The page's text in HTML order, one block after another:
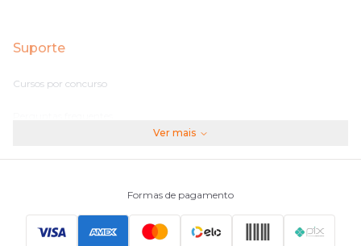
Suporte
Cursos por concurso
Principais Concursos
Ver mais
Formas de pagamento